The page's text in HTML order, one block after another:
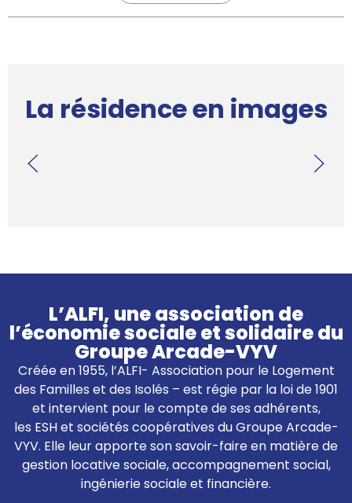
La résidence en images
L’ALFI, une association de
l’économie sociale et solidaire du
Groupe Arcade-VYV
Créée en 1955, l’ALFI- Association pour le Logement
des Familles et des Isolés – est régie par la loi de 1901
et intervient pour le compte de ses adhérents,
les ESH et sociétés coopératives du Groupe Arcade-
VYV. Elle leur apporte son savoir-faire en matière de
gestion locative sociale, accompagnement social,
ingénierie sociale et financière.